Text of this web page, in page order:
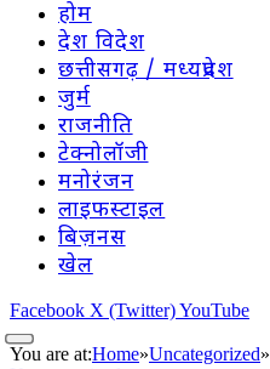
होम
देश विदेश
छत्तीसगढ़ / मध्यप्रदेश
जुर्म
राजनीति
टेक्नोलॉजी
मनोरंजन
लाइफस्टाइल
बिज़नस
खेल
Facebook X (Twitter)YouTube
You are at:Home»Uncategorized»